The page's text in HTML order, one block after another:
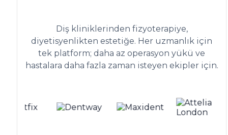
Diş kliniklerinden fizyoterapiye,
diyetisyenlikten estetiğe. Her uzmanlık için
tek platform; daha az operasyon yükü ve
hastalara daha fazla zaman isteyen ekipler için.